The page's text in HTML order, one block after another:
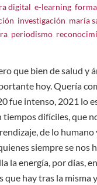
digital ,e-learning ,
investigación maría
periodismo
que bien de salud y
hoy. Quería
fue intenso, 2021 lo
tiempos difíciles, que
de lo humano
siempre se nos
la energía, por días,
que hay tras la misma